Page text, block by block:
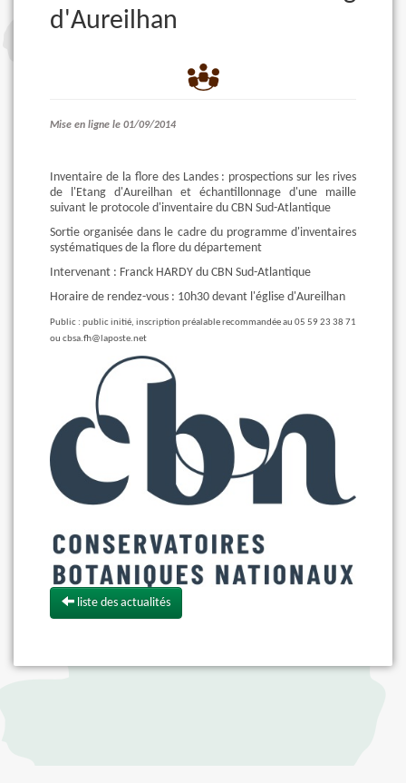
d'Aureilhan
Mise en ligne le 01/09/2014
Inventaire de la flore des Landes : prospections sur les rives
de l'Etang d'Aureilhan et échantillonnage d'une maille
suivant le protocole d'inventaire du CBN Sud-Atlantique
Sortie organisée dans le cadre du programme d'inventaires
systématiques de la flore du département
Intervenant : Franck HARDY du CBN Sud-Atlantique
Horaire de rendez-vous : 10h30 devant l'église d'Aureilhan
Public : public initié, inscription préalable recommandée au 05 59 23 38 71
ou cbsa.fh@laposte.net
liste des actualités